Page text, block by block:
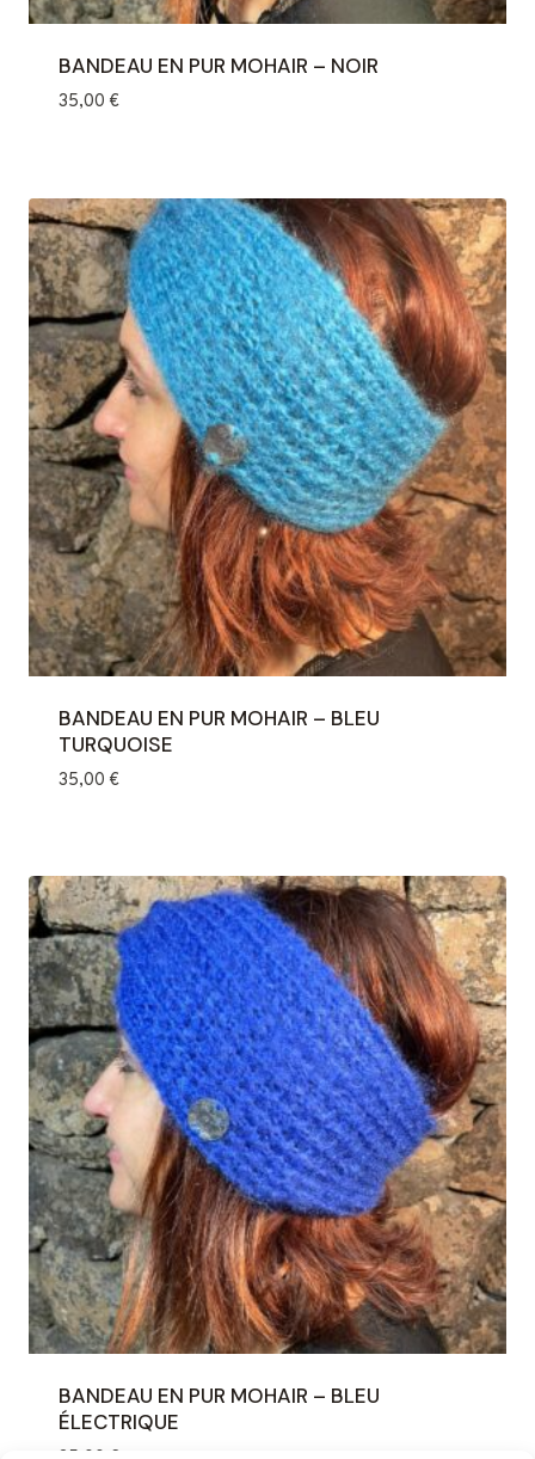
BANDEAU EN PUR MOHAIR – NOIR
35,00 €
BANDEAU EN PUR MOHAIR – BLEU
TURQUOISE
35,00 €
BANDEAU EN PUR MOHAIR – BLEU
ÉLECTRIQUE